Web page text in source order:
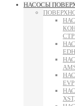
НАСОСЫ
EVP